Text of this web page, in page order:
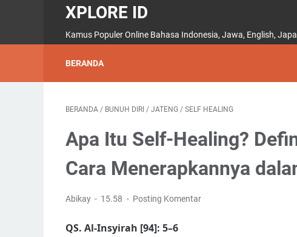
XPLORE ID
Kamus Populer Online Bahasa Indonesia, Jawa, English,
BERANDA
BERANDA / BUNUH DIRI / JATENG / SELF HEALING
Apa Itu Self-Healing?
Cara Menerapkannya
Abikay 15.58 Posting Komentar
QS. Al-Insyirah [94]: 5–6